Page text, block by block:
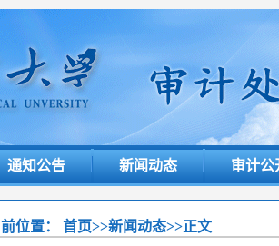
通知公告 新闻动态 审计公
位置： 首页>>新闻动态>>正文